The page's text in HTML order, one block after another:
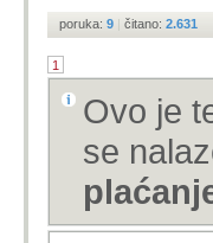
poruka: 9 | čitano: 2.631
1
Ovo je
se